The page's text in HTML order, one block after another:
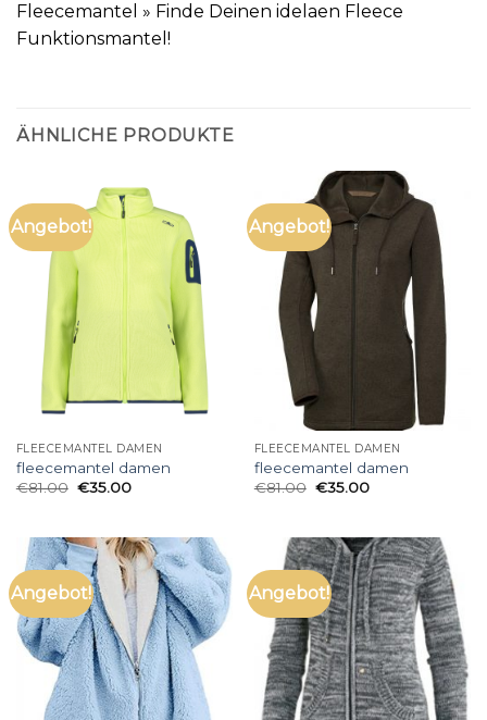
Fleecemantel » Finde Deinen idelaen Fleece
Funktionsmantel!
ÄHNLICHE PRODUKTE
Angebot!
FLEECEMANTEL DAMEN
fleecemantel damen
€81.00 €35.00
Angebot!
FLEECEMANTEL DAMEN
fleecemantel damen
€81.00 €35.00
Angebot! Angebot!